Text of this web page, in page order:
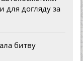
для догляду за
битву